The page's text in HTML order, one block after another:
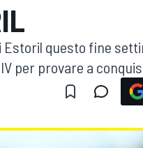
questo fine
per provare a